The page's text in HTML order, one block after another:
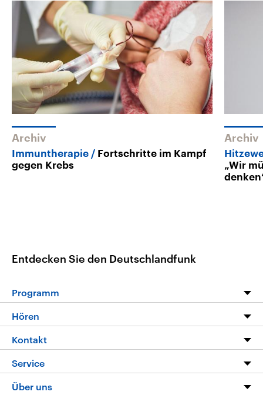
Archiv
Immuntherapie
Fortschritte im Kampf
gegen Krebs
Archiv
„Wir
Entdecken Sie den Deutschlandfunk
Programm
Programm
Die Nachrichten
Nachrichtenleicht
Neue Beiträge auf dlf.de
Hören
Livestream
Podcasts
Deutschlandfunk App
Kontakt
Hörerservice
Service
FAQ
Über uns